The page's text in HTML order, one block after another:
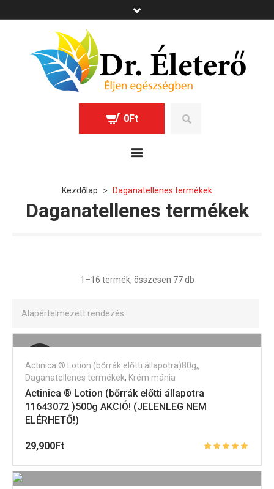
0Ft
Kezdőlap > Daganatellenes termékek
Daganatellenes termékek
1–16 termék, összesen 77 db
Actinica ® Lotion (bőrrák előtti állapotra)80g,,
Daganatellenes termékek, Krém mánia
Actinica ® Lotion (bőrrák előtti állapotra
11643072 )500g AKCIÓ! (JELENLEG NEM
ELÉRHETŐ!)
29,900Ft